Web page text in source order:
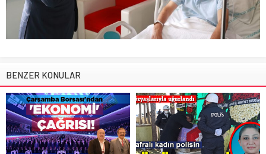
BENZER KONULAR